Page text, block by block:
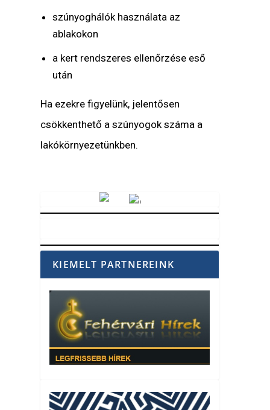
szúnyoghálók használata az
ablakokon
a kert rendszeres ellenőrzése eső
után
Ha ezekre figyelünk, jelentősen
csökkenthető a szúnyogok száma a
lakókörnyezetünkben.
KIEMELT PARTNEREINK